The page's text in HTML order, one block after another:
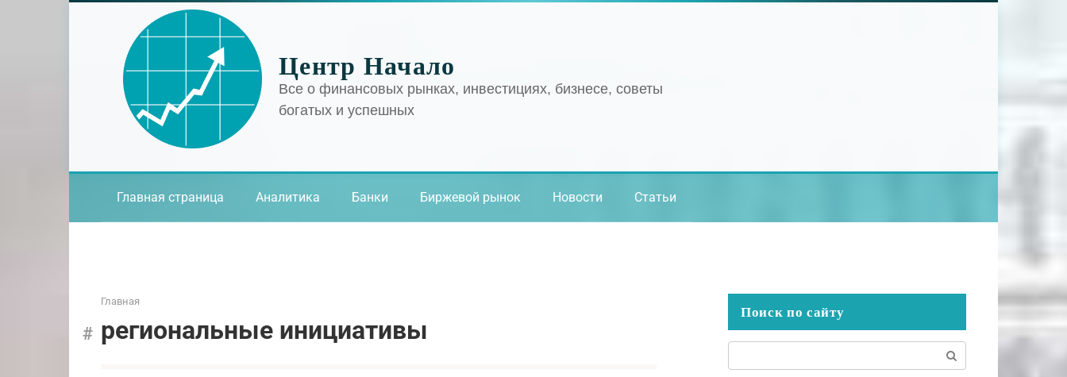
Центр Начало
Все о финансовых рынках, инвестициях, бизнесе, советы
богатых и успешных
Главная страница Аналитика Банки Биржевой рынок Новости Статьи
Главная
региональные инициативы
Поиск по сайту